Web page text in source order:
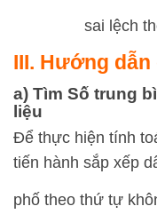
sai lệch
III. Hướng
a) Tìm Số trung
liệu
Để thực hiện tính
tiến hành sắp xếp
phố theo thứ tự